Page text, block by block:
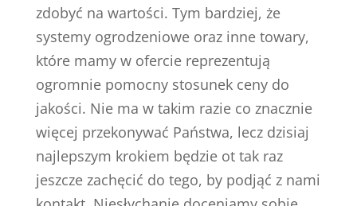
zdobyć na wartości. Tym bardziej, że
systemy ogrodzeniowe oraz inne towary,
które mamy w ofercie reprezentują
ogromnie pomocny stosunek ceny do
jakości. Nie ma w takim razie co znacznie
więcej przekonywać Państwa, lecz dzisiaj
najlepszym krokiem będzie ot tak raz
jeszcze zachęcić do tego, by podjąć z nami